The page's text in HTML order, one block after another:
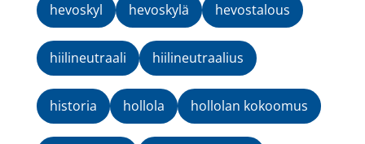
hevoskyl hevoskylä hevostalous
hiilineutraali hiilineutraalius
historia hollola hollolan kokoomus